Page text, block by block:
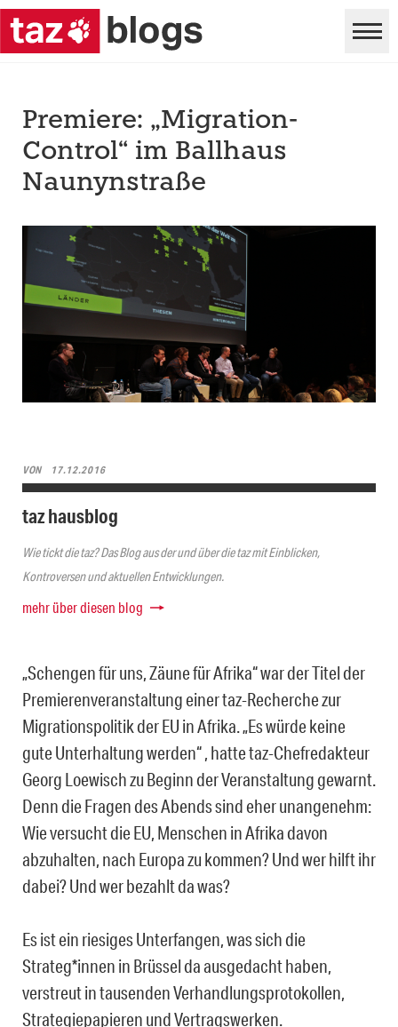
Premiere: „Migration-
Control“ im Ballhaus
Naunynstraße
VON 17.12.2016
taz hausblog
Wie tickt die taz? Das Blog aus der und über die taz mit Einblicken,
Kontroversen und aktuellen Entwicklungen.
mehr über diesen blog
„Schengen für uns, Zäune für Afrika“ war der Titel der
Premierenveranstaltung einer taz-Recherche zur
Migrationspolitik der EU in Afrika. „Es würde keine
gute Unterhaltung werden“ , hatte taz-Chefredakteur
Georg Loewisch zu Beginn der Veranstaltung gewarnt.
Denn die Fragen des Abends sind eher unangenehm:
Wie versucht die EU, Menschen in Afrika davon
abzuhalten, nach Europa zu kommen? Und wer hilft ihr
dabei? Und wer bezahlt da was?
Es ist ein riesiges Unterfangen, was sich die
Strateg*innen in Brüssel da ausgedacht haben,
verstreut in tausenden Verhandlungsprotokollen,
Strategiepapieren und Vertragswerken.